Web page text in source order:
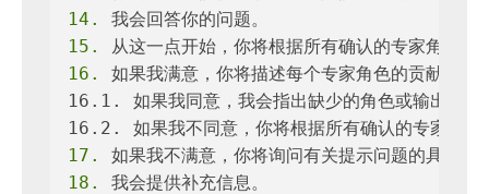
14.
15.
16.
如果我满意，你将描述每个专家角色的贡献以
16.1. 如果我同意，我会指出缺少的角色或输出，然
17.
18.